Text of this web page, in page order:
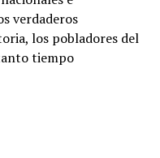
verdaderos
los pobladores del
tiempo